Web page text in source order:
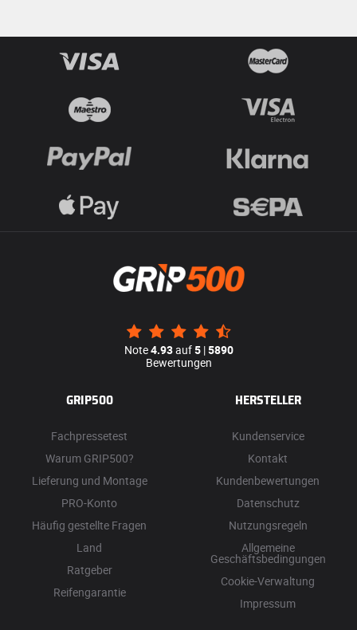
Note4.93auf5|5890
Bewertungen
GRIP500
Fachpressetest
Warum GRIP500?
Lieferung und Montage
PRO-Konto
Häufig gestellte Fragen
Land
Ratgeber
Reifengarantie
HERSTELLER
Kundenservice
Kontakt
Kundenbewertungen
Datenschutz
Nutzungsregeln
Allgemeine
Geschäftsbedingungen
Cookie-Verwaltung
Impressum